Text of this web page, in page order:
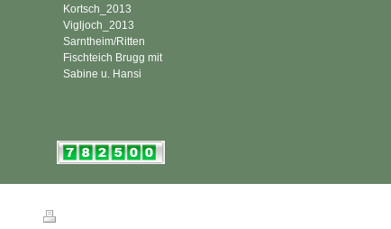
Kortsch_2013
Vigljoch_2013
Sarntheim/Ritten
Fischteich Brugg mit
Sabine u. Hansi